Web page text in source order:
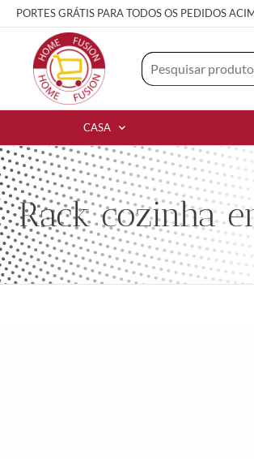
PORTES GRÁTIS PARA TODOS OS PEDIDOS
CASA
Rack cozinha